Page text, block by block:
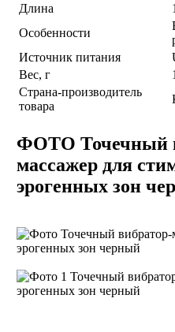
Длина
Особенности
Источник питания
Вес, г
Страна-производитель
товара
ФОТО Точечный
массажер для
эрогенных зон